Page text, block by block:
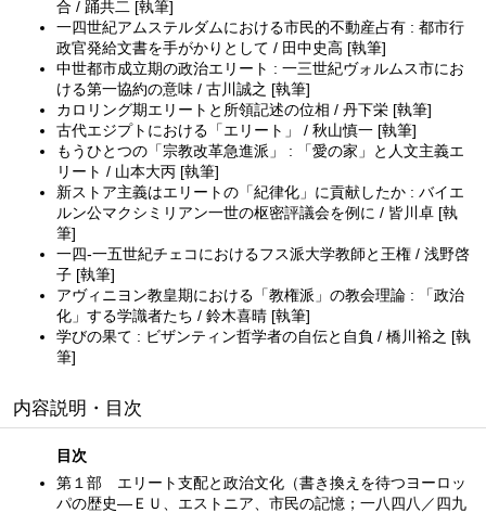
合 / 踊共二 [執筆]
一四世紀アムステルダムにおける市民的不動産占有 : 都市行
政官発給文書を手がかりとして / 田中史高 [執筆]
中世都市成立期の政治エリート : 一三世紀ヴォルムス市にお
ける第一協約の意味 / 古川誠之 [執筆]
カロリング期エリートと所領記述の位相 / 丹下栄 [執筆]
古代エジプトにおける「エリート」 / 秋山慎一 [執筆]
もうひとつの「宗教改革急進派」 : 「愛の家」と人文主義エ
リート / 山本大丙 [執筆]
新ストア主義はエリートの「紀律化」に貢献したか : バイエ
ルン公マクシミリアン一世の枢密評議会を例に / 皆川卓 [執
筆]
一四-一五世紀チェコにおけるフス派大学教師と王権 / 浅野啓
子 [執筆]
アヴィニヨン教皇期における「教権派」の教会理論 : 「政治
化」する学識者たち / 鈴木喜晴 [執筆]
学びの果て : ビザンティン哲学者の自伝と自負 / 橋川裕之 [執
筆]
内容説明・目次
目次
第１部 エリート支配と政治文化（書き換えを待つヨーロッ
パの歴史—ＥＵ、エストニア、市民の記憶；一八四八／四九